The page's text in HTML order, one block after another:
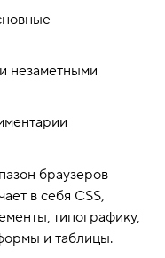
незаметными
браузеров
в себя CSS,
типографику,
и таблицы.